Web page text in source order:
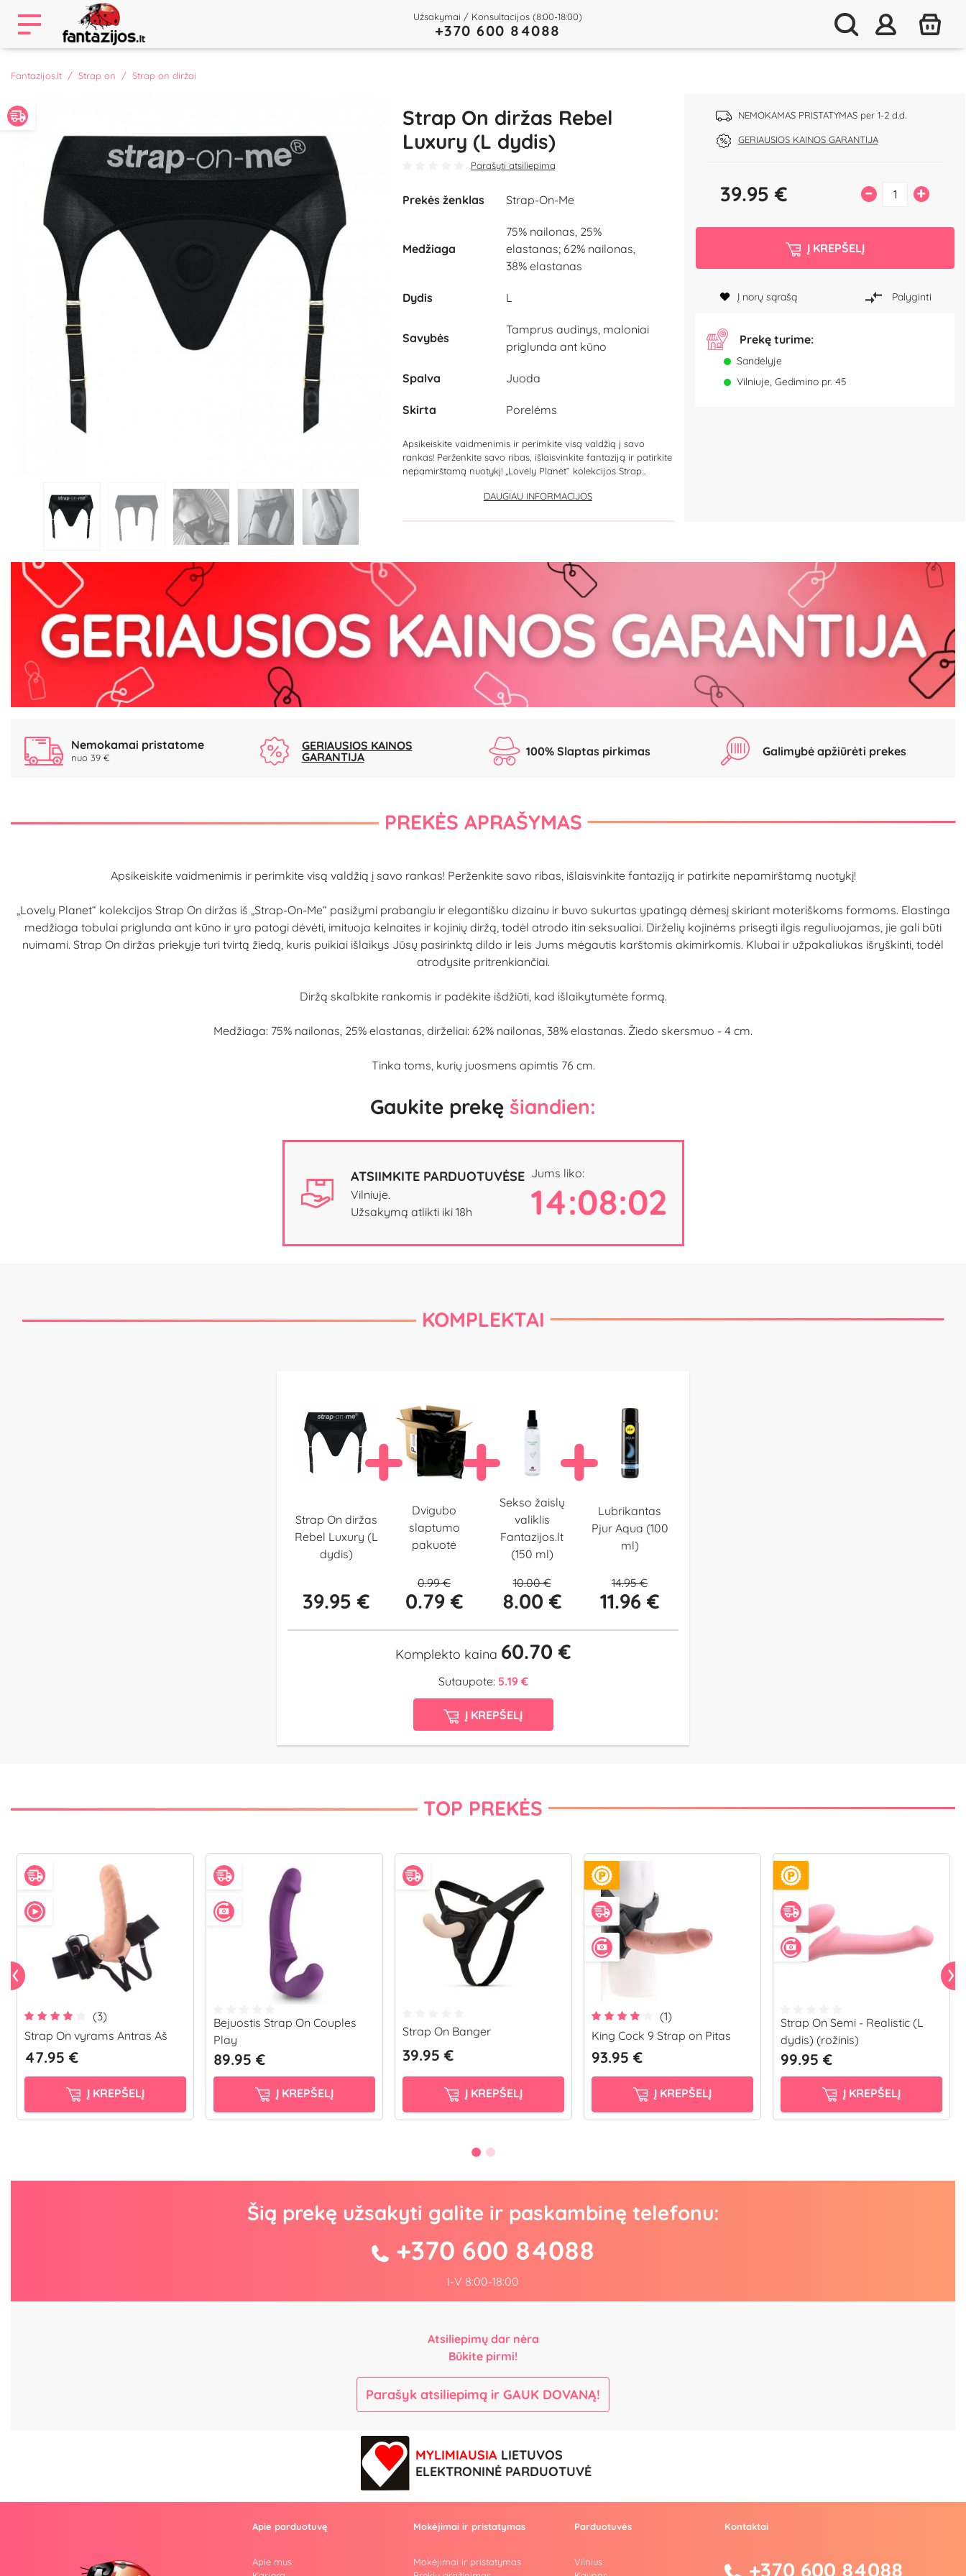
Užsakymai / Konsultacijos (8:00-18:00)
+370 600 84088
Fantazijos.lt Strap on Strap on diržai
Strap On diržas Rebel
Luxury (L dydis)
Parašyti atsiliepimą
NEMOKAMAS PRISTATYMAS per 1-2 d.d.
GERIAUSIOS KAINOS GARANTIJA
Prekės ženklas Strap-On-Me
Medžiaga
75% nailonas, 25%
elastanas; 62% nailonas,
38% elastanas
Dydis L
Savybės
Tamprus audinys, maloniai
priglunda ant kūno
Spalva Juoda
Skirta Porelėms
Apsikeiskite vaidmenimis ir perimkite visą valdžią į savo
rankas! Perženkite savo ribas, išlaisvinkite fantaziją ir patirkite
nepamirštamą nuotykį! „Lovely Planet“ kolekcijos Strap...
DAUGIAU INFORMACIJOS
39.95 € – +
Į KREPŠELĮ
Į norų sąrašą Palyginti
Prekę turime:
Sandėlyje
Vilniuje, Gedimino pr. 45
Nemokamai pristatome
nuo 39 €
GERIAUSIOS KAINOS
GARANTIJA
100% Slaptas pirkimas Galimybė apžiūrėti prekes
PREKĖS APRAŠYMAS
Apsikeiskite vaidmenimis ir perimkite visą valdžią į savo rankas! Perženkite savo ribas, išlaisvinkite fantaziją ir patirkite nepamirštamą nuotykį!
„Lovely Planet“ kolekcijos Strap On diržas iš „Strap-On-Me“ pasižymi prabangiu ir elegantišku dizainu ir buvo sukurtas ypatingą dėmesį skiriant moteriškoms formoms. Elastinga
medžiaga tobulai priglunda ant kūno ir yra patogi dėvėti, imituoja kelnaites ir kojinių diržą, todėl atrodo itin seksualiai. Dirželių kojinėms prisegti ilgis reguliuojamas, jie gali būti
nuimami. Strap On diržas priekyje turi tvirtą žiedą, kuris puikiai išlaikys Jūsų pasirinktą dildo ir leis Jums mėgautis karštomis akimirkomis. Klubai ir užpakaliukas išryškinti, todėl
atrodysite pritrenkiančiai.
Diržą skalbkite rankomis ir padėkite išdžiūti, kad išlaikytumėte formą.
Medžiaga: 75% nailonas, 25% elastanas, dirželiai: 62% nailonas, 38% elastanas. Žiedo skersmuo - 4 cm.
Tinka toms, kurių juosmens apimtis 76 cm.
Gaukite prekę šiandien:
ATSIIMKITE PARDUOTUVĖSE
Vilniuje.
Užsakymą atlikti iki 18h
Jums liko:
14:08:01
KOMPLEKTAI
Strap On diržas
Rebel Luxury (L
dydis)
39.95 €
Dvigubo
slaptumo
pakuotė
0.99 €
0.79 €
Sekso žaislų
valiklis
Fantazijos.lt
(150 ml)
10.00 €
8.00 €
Lubrikantas
Pjur Aqua (100
ml)
14.95 €
11.96 €
Komplekto kaina 60.70 €
Sutaupote: 5.19 €
Į KREPŠELĮ
TOP PREKĖS
(3)
Strap On vyrams Antras Aš
47.95 €
Į KREPŠELĮ
Bejuostis Strap On Couples
Play
89.95 €
Į KREPŠELĮ
Strap On Banger
39.95 €
Į KREPŠELĮ
(1)
King Cock 9 Strap on Pitas
93.95 €
Į KREPŠELĮ
Strap On Semi - Realistic (L
dydis) (rožinis)
99.95 €
Į KREPŠELĮ
Šią prekę užsakyti galite ir paskambinę telefonu:
+370 600 84088
I-V 8:00-18:00
Atsiliepimų dar nėra
Būkite pirmi!
Parašyk atsiliepimą ir GAUK DOVANĄ!
MYLIMIAUSIA LIETUVOS
ELEKTRONINĖ PARDUOTUVĖ
Apie parduotuvę
Apie mus
Mokėjimai ir pristatymas
Mokėjimai ir pristatymas
Parduotuvės
Vilnius
Kontaktai
+370 600 84088